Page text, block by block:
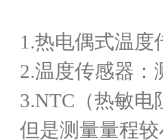
1.热电偶式温度
2.温度传感器：
3.NTC （热敏
但是测量量程